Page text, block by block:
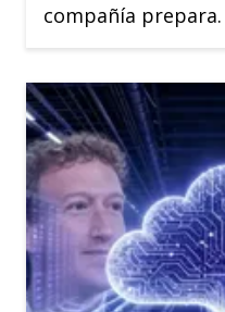
compañía prepara.